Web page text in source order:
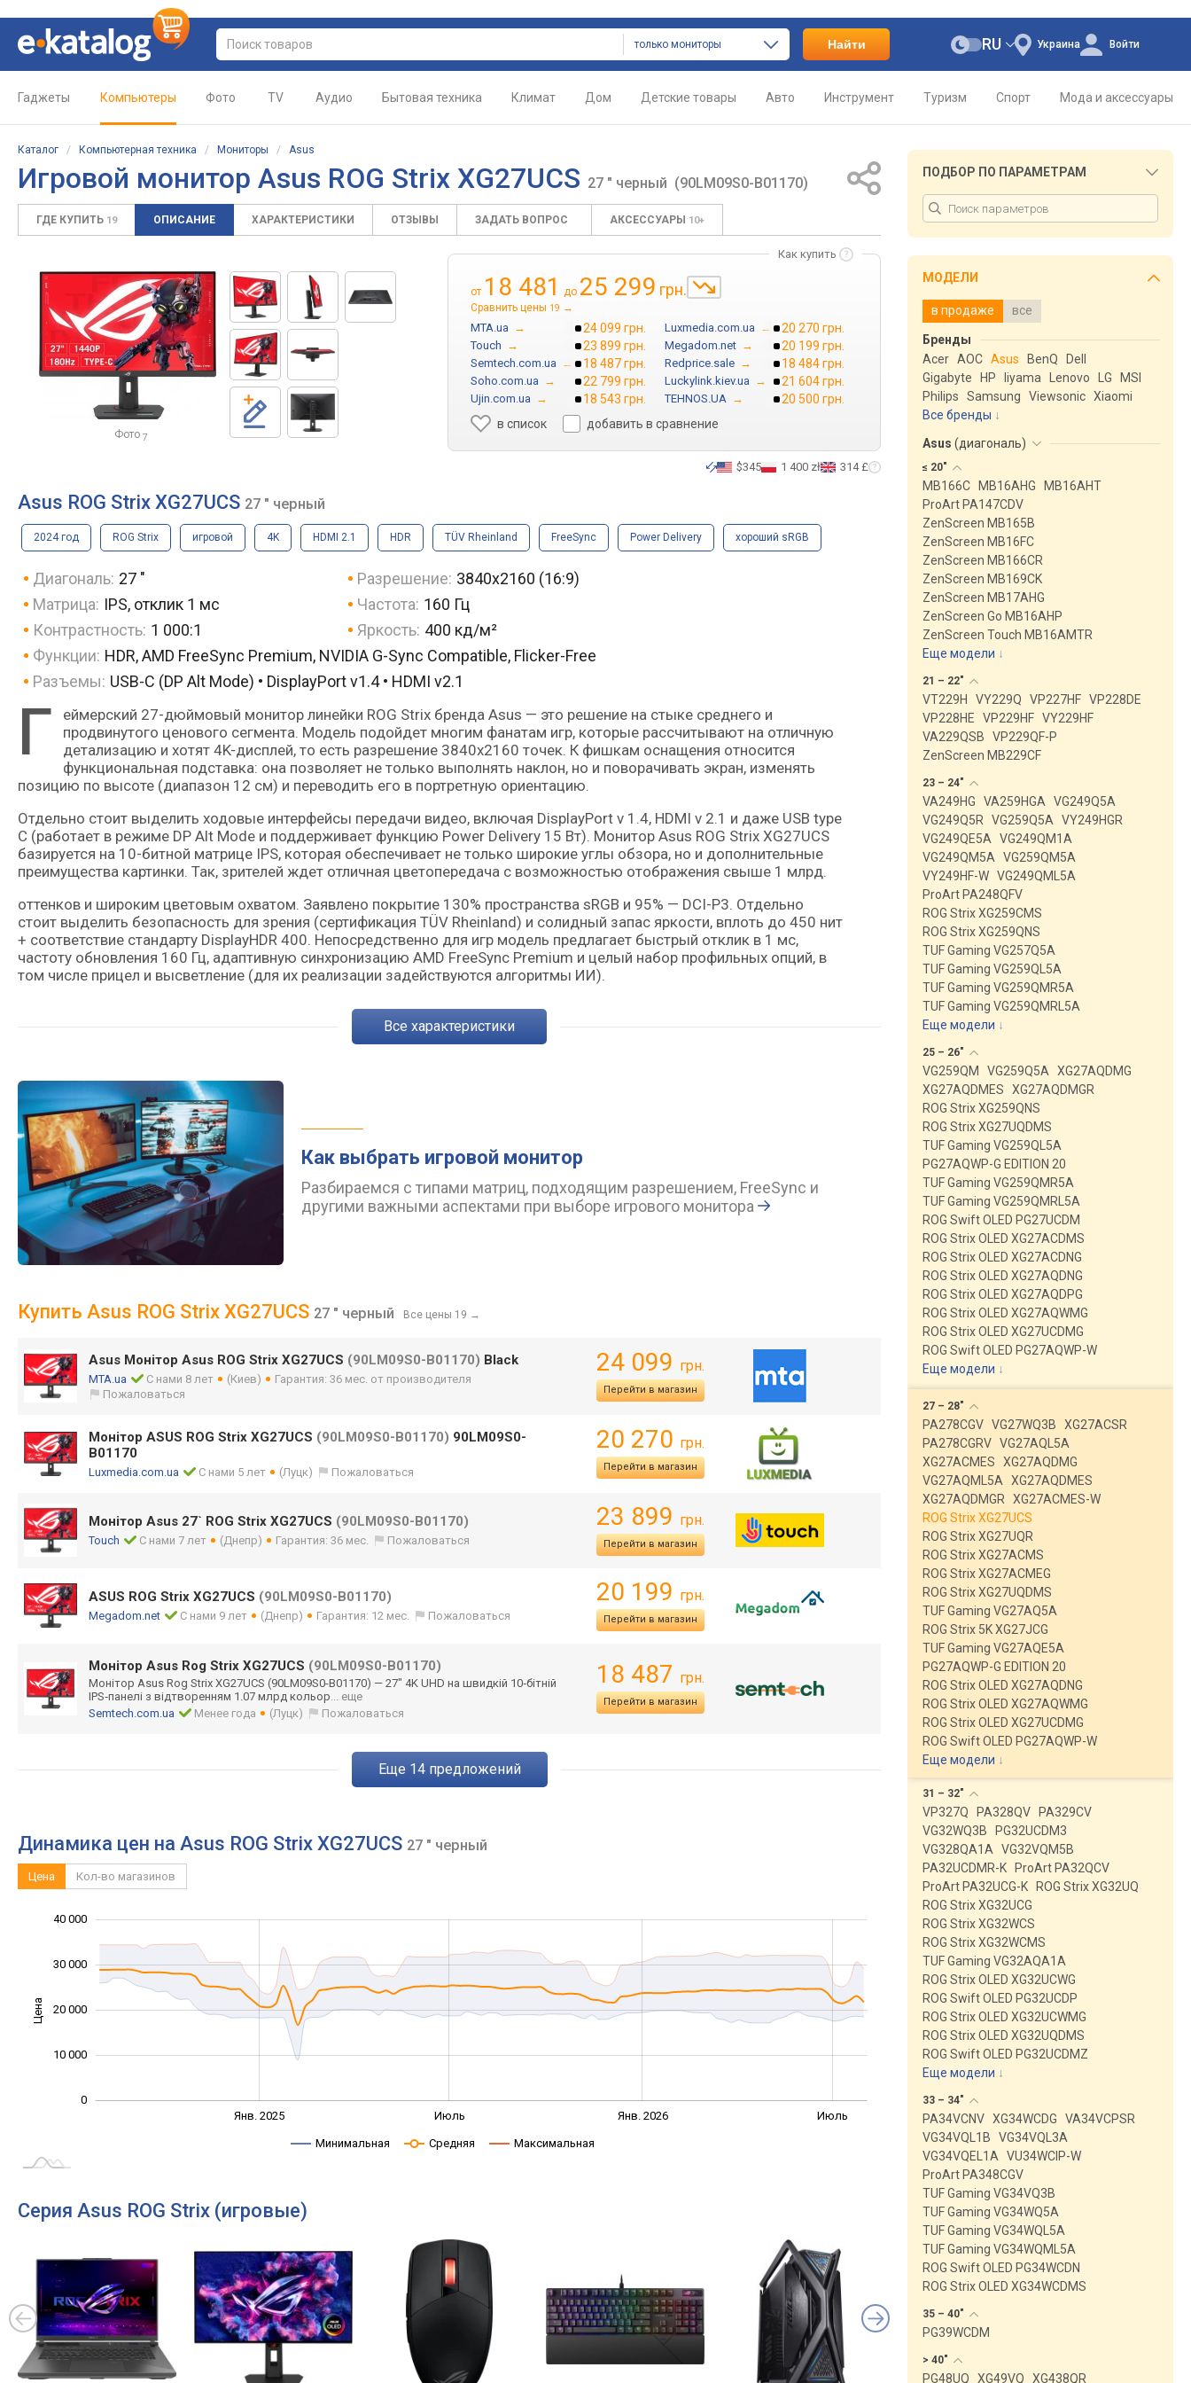
только мониторы Найти Украина
RU Войти
Гаджеты Компьютеры Фото TV Аудио Бытовая техника Климат Дом Детские товары Авто Инструмент Туризм Спорт Мода и аксессуары
Каталог / Компьютерная техника / Мониторы / Asus
Игровой монитор Asus ROG Strix XG27UCS 27 " черный (90LM09S0-B01170)
ГДЕ КУПИТЬ 19 ОПИСАНИЕ ХАРАКТЕРИСТИКИ ОТЗЫВЫ ЗАДАТЬ ВОПРОС АКСЕССУАРЫ 10+
Фото 7
Как купить
от 18 481 до 25 299 грн.
Сравнить цены 19 →
MTA.ua → 24 099 грн. Luxmedia.com.ua → 20 270 грн.
Touch → 23 899 грн. Megadom.net → 20 199 грн.
Semtech.com.ua → 18 487 грн. Redprice.sale → 18 484 грн.
Soho.com.ua → 22 799 грн. Luckylink.kiev.ua → 21 604 грн.
Ujin.com.ua → 18 543 грн. TEHNOS.UA →
20 500 грн.
в список
добавить в сравнение
$345 1 400 zł 314 £
Asus ROG Strix XG27UCS 27 " черный
2024 год ROG Strix игровой 4K HDMI 2.1 HDR TÜV Rheinland FreeSync Power Delivery хороший sRGB
Диагональ: 27 " Разрешение: 3840x2160 (16:9)
Матрица: IPS, отклик 1 мс Частота: 160 Гц
Контрастность: 1 000:1 Яркость: 400 кд/м²
Функции: HDR, AMD FreeSync Premium, NVIDIA G-Sync Compatible, Flicker-Free
Разъемы: USB-C (DP Alt Mode) • DisplayPort v1.4 • HDMI v2.1
Г
еймерский 27-дюймовый монитор линейки ROG Strix бренда Asus — это решение на стыке среднего и
продвинутого ценового сегмента. Модель подойдет многим фанатам игр, которые рассчитывают на отличную
детализацию и хотят 4K-дисплей, то есть разрешение 3840x2160 точек. К фишкам оснащения относится
функциональная подставка: она позволяет не только выполнять наклон, но и поворачивать экран, изменять
позицию по высоте (диапазон 12 см) и переводить его в портретную ориентацию.
Отдельно стоит выделить ходовые интерфейсы передачи видео, включая DisplayPort v 1.4, HDMI v 2.1 и даже USB type
C (работает в режиме DP Alt Mode и поддерживает функцию Power Delivery 15 Вт). Монитор Asus ROG Strix XG27UCS
базируется на 10-битной матрице IPS, которая обеспечивает не только широкие углы обзора, но и дополнительные
преимущества картинки. Так, зрителей ждет отличная цветопередача с возможностью отображения свыше 1 млрд.
оттенков и широким цветовым охватом. Заявлено покрытие 130% пространства sRGB и 95% — DCI-P3. Отдельно
стоит выделить безопасность для зрения (сертификация TÜV Rheinland) и солидный запас яркости, вплоть до 450 нит
+ соответствие стандарту DisplayHDR 400. Непосредственно для игр модель предлагает быстрый отклик в 1 мс,
частоту обновления 160 Гц, адаптивную синхронизацию AMD FreeSync Premium и целый набор профильных опций, в
том числе прицел и высветление (для их реализации задействуются алгоритмы ИИ).
Все характеристики
Как выбрать игровой монитор
Разбираемся с типами матриц, подходящим разрешением, FreeSync и
другими важными аспектами при выборе игрового монитора
Купить Asus ROG Strix XG27UCS 27 " черный Все цены 19 →
Asus Монітор Asus ROG Strix XG27UCS (90LM09S0-B01170) Black
MTA.ua С нами 8 лет (Киев)
Гарантия: 36 мес. от производителя
Пожаловаться
24 099 грн.
Перейти в магазин
Монітор ASUS ROG Strix XG27UCS (90LM09S0-B01170) 90LM09S0-
B01170
Luxmedia.com.ua С нами 5 лет (Луцк) Пожаловаться
20 270 грн.
Перейти в магазин
Монітор Asus 27` ROG Strix XG27UCS (90LM09S0-B01170)
Touch С нами 7 лет (Днепр) Гарантия: 36 мес. Пожаловаться
23 899 грн.
Перейти в магазин
ASUS ROG Strix XG27UCS (90LM09S0-B01170)
Megadom.net С нами 9 лет (Днепр) Гарантия: 12 мес. Пожаловаться
20 199 грн.
Перейти в магазин
Монітор Asus Rog Strix XG27UCS (90LM09S0-B01170)
Монітор Asus Rog Strix XG27UCS (90LM09S0-B01170) — 27" 4K UHD на швидкій 10‑бітній
IPS‑панелі з відтворенням 1.07 млрд кольор... еще
Semtech.com.ua
Менее года (Луцк) Пожаловаться
18 487 грн.
Перейти в магазин
eще 14предложений
Динамика цен на Asus ROG Strix XG27UCS 27 " черный
Цена Кол-во магазинов
Цена 10 000
0
10 000
20 000
30 000
40 000
Янв. 2025 Июль Янв. 2026 Июль
Минимальная Средняя Максимальная
Серия Asus ROG Strix (игровые)
ПОДБОР ПО ПАРАМЕТРАМ
МОДЕЛИ
в продаже все
Бренды
Acer AOC Asus BenQ
Dell
Gigabyte
HP Iiyama Lenovo LG
MSI
Philips
Samsung Viewsonic Xiaomi
Все бренды
Asus (диагональ)
≤ 20"
MB166C MB16AHG
MB16AHT
ProArt PA147CDV
ZenScreen MB165B
ZenScreen MB16FC
ZenScreen MB166CR
ZenScreen MB169CK
ZenScreen MB17AHG
ZenScreen Go MB16AHP
ZenScreen Touch MB16AMTR
Еще модели ↓
21 – 22"
VT229H VY229Q VP227HF VP228DE
VP228HE
VP229HF VY229HF
VA229QSB
VP229QF-P
ZenScreen MB229CF
23 – 24"
VA249HG VA259HGA
VG249Q5A
VG249Q5R
VG259Q5A
VY249HGR
VG249QE5A
VG249QM1A
VG249QM5A
VG259QM5A
VY249HF-W VG249QML5A
ProArt PA248QFV
ROG Strix XG259CMS
ROG Strix XG259QNS
TUF Gaming VG257Q5A
TUF Gaming VG259QL5A
TUF Gaming VG259QMR5A
TUF Gaming VG259QMRL5A
Еще модели ↓
25 – 26"
VG259QM VG259Q5A
XG27AQDMG
XG27AQDMES
XG27AQDMGR
ROG Strix XG259QNS
ROG Strix XG27UQDMS
TUF Gaming VG259QL5A
PG27AQWP-G EDITION 20
TUF Gaming VG259QMR5A
TUF Gaming VG259QMRL5A
ROG Swift OLED PG27UCDM
ROG Strix OLED XG27ACDMS
ROG Strix OLED XG27ACDNG
ROG Strix OLED XG27AQDNG
ROG Strix OLED XG27AQDPG
ROG Strix OLED XG27AQWMG
ROG Strix OLED XG27UCDMG
ROG Swift OLED PG27AQWP-W
Еще модели ↓
27 – 28"
PA278CGV VG27WQ3B
XG27ACSR
PA278CGRV VG27AQL5A
XG27ACMES
XG27AQDMG
VG27AQML5A
XG27AQDMES
XG27AQDMGR
XG27ACMES-W
ROG Strix XG27UCS
ROG Strix XG27UQR
ROG Strix XG27ACMS
ROG Strix XG27ACMEG
ROG Strix XG27UQDMS
TUF Gaming VG27AQ5A
ROG Strix 5K XG27JCG
TUF Gaming VG27AQE5A
PG27AQWP-G EDITION 20
ROG Strix OLED XG27AQDNG
ROG Strix OLED XG27AQWMG
ROG Strix OLED XG27UCDMG
ROG Swift OLED PG27AQWP-W
Еще модели ↓
31 – 32"
VP327Q PA328QV
PA329CV
VG32WQ3B
PG32UCDM3
VG328QA1A
VG32VQM5B
PA32UCDMR-K
ProArt PA32QCV
ProArt PA32UCG-K
ROG Strix XG32UQ
ROG Strix XG32UCG
ROG Strix XG32WCS
ROG Strix XG32WCMS
TUF Gaming VG32AQA1A
ROG Strix OLED XG32UCWG
ROG Swift OLED PG32UCDP
ROG Strix OLED XG32UCWMG
ROG Strix OLED XG32UQDMS
ROG Swift OLED PG32UCDMZ
Еще модели ↓
33 – 34"
PA34VCNV XG34WCDG
VA34VCPSR
VG34VQL1B
VG34VQL3A
VG34VQEL1A
VU34WCIP-W
ProArt PA348CGV
TUF Gaming VG34VQ3B
TUF Gaming VG34WQ5A
TUF Gaming VG34WQL5A
TUF Gaming VG34WQML5A
ROG Swift OLED PG34WCDN
ROG Strix OLED XG34WCDMS
35 – 40"
PG39WCDM
> 40"
PG48UQ XG49VQ XG438QR